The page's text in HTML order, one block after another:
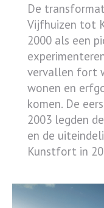
De
Vijfhuizen tot
2000 als een
vervallen fort
wonen en
komen. De
2003 legden
en de
Kunstfort in